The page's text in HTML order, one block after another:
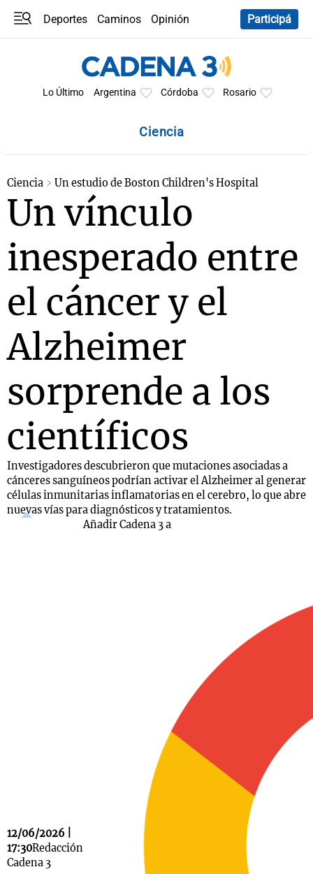
Deportes Caminos
Opinión
Participá
Lo Último Argentina Córdoba Rosario
Ciencia
Ciencia Un estudio de Boston Children's Hospital
Un vínculo
inesperado entre
el cáncer y el
Alzheimer
sorprende a los
científicos
Investigadores descubrieron que mutaciones asociadas a
cánceres sanguíneos podrían activar el Alzheimer al generar
células inmunitarias inflamatorias en el cerebro, lo que abre
nuevas vías para diagnósticos y tratamientos.
12/06/2026 |
17:30Redacción
Cadena 3
Añadir Cadena 3 a